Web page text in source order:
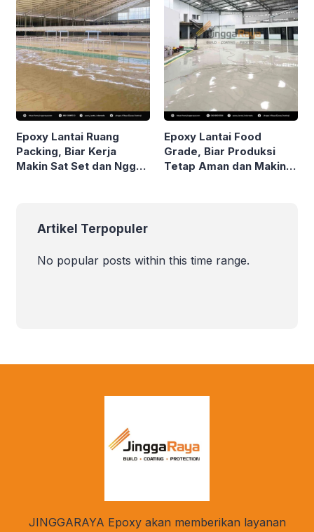
Epoxy Lantai Ruang
Packing, Biar Kerja
Makin Sat Set dan Nggak
Epoxy Lantai Food
Grade, Biar Produksi
Tetap Aman dan Makin
Artikel Terpopuler
No popular posts within this time range.
JINGGARAYA Epoxy akan memberikan layanan